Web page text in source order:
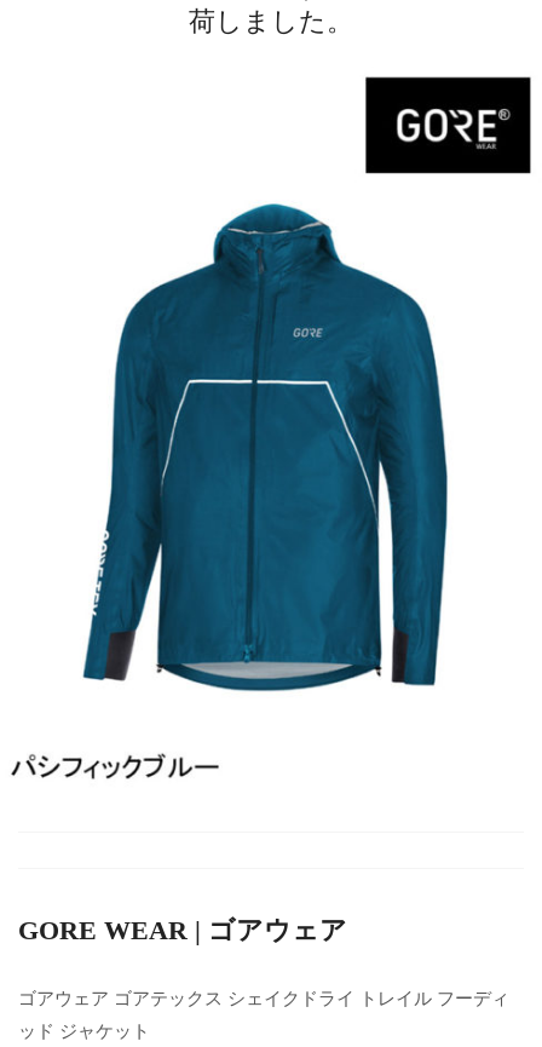
荷しました。
GORE WEAR | ゴアウェア
ゴアウェア ゴアテックス シェイクドライ トレイル フーディ
ッド ジャケット